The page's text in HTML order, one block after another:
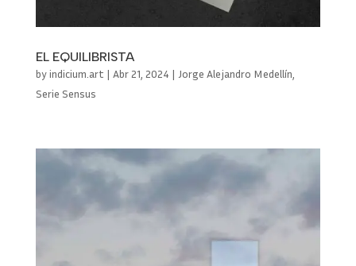
EL EQUILIBRISTA
byindicium.art | Abr 21, 2024 | Jorge Alejandro Medellín
Serie Sensus